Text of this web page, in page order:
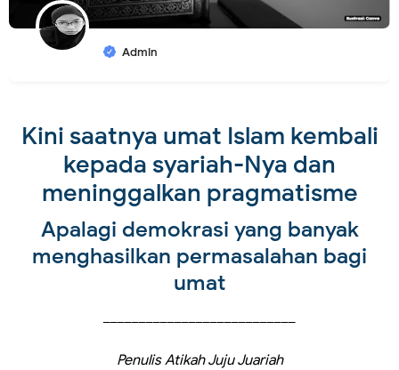
Admin
Kini saatnya umat Islam kembali
kepada syariah-Nya dan
meninggalkan pragmatisme
Apalagi demokrasi yang banyak
menghasilkan permasalahan bagi
umat
Penulis Atikah Juju Juariah